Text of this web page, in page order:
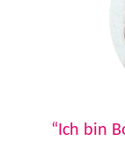
“Ich bin